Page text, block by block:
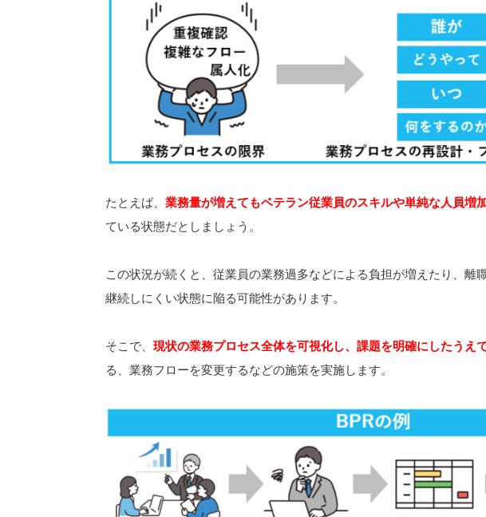
たとえば、 業務量が増えてもベテラン従業員のスキルや単純な人員増
ている状態だとしましょう。
この状況が続くと、従業員の業務過多などによる負担が増えたり、離
継続しにくい状態に陥る可能性があります。
そこで、 現状の業務プロセス全体を可視化し、課題を明確にしたうえ
る、業務フローを変更するなどの施策を実施します。